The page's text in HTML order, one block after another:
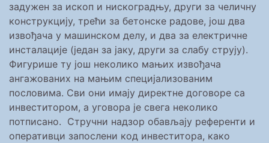
задужен за ископ и нискоградњу, други за челичну
конструкцију, трећи за бетонске радове, још два
извођача у машинском делу, и два за електричне
инсталације (један за јаку, други за слабу струју).
Фигурише ту још неколико мањих извођача
ангажованих на мањим специјализованим
пословима. Сви они имају директне договоре са
инвеститором, а уговора је свега неколико
потписано. Стручни надзор обављају референти и
оперативци запослени код инвеститора, како